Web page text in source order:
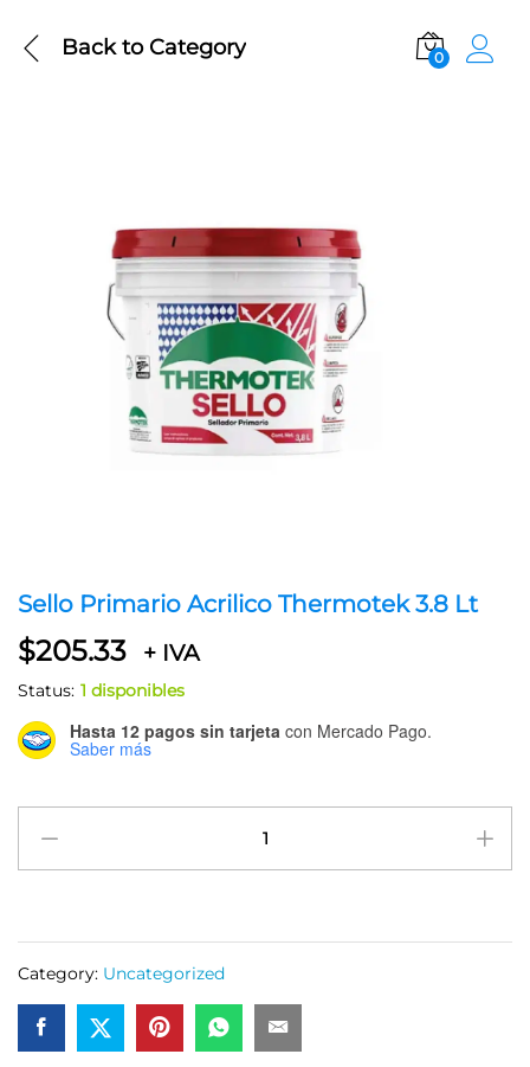
Back toCategory 0
Sello Primario Acrilico Thermotek 3.8 Lt
$205.33 + IVA
Status: 1 disponibles
Hasta 12 pagos sin tarjeta con Mercado Pago.
Saber más
Primario
Acrilico
Lt
quantity
Category: Uncategorized